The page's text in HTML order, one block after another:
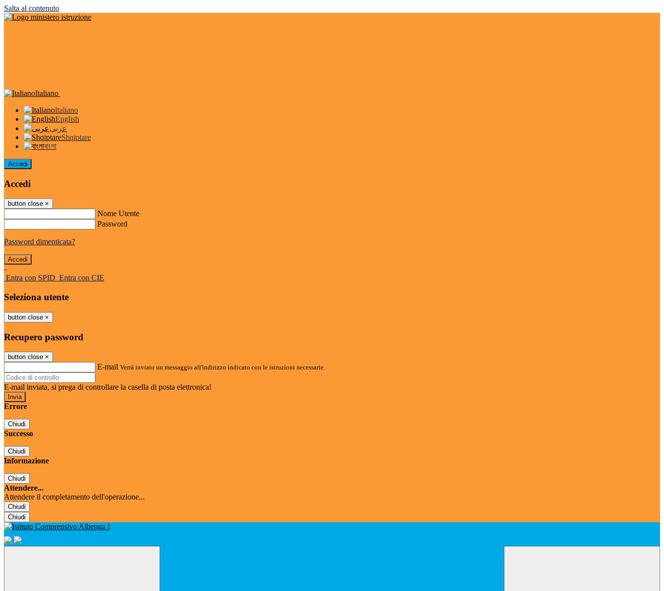
Salta al contenuto
Italiano
Italiano
English
عربى
Shqiptare
বাংলা
Accedi
Accedi
button close ×
Nome Utente
Password
Password dimenticata?
-
Entra con SPID Entra con CIE
Seleziona utente
button close ×
Recupero password
button close ×
E-mail Verrà inviato un messaggio all'indirizzo indicato con le istruzioni necessarie.
E-mail inviata, si prega di controllare la casella di posta elettronica!
Errore
Chiudi
Successo
Chiudi
Informazione
Chiudi
Attendere...
Attendere il completamento dell'operazione...
Chiudi
Chiudi